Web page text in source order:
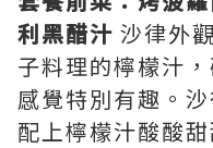
利黑醋汁 沙律外
子料理的檸檬汁
感覺特別有趣。
配上檸檬汁酸酸